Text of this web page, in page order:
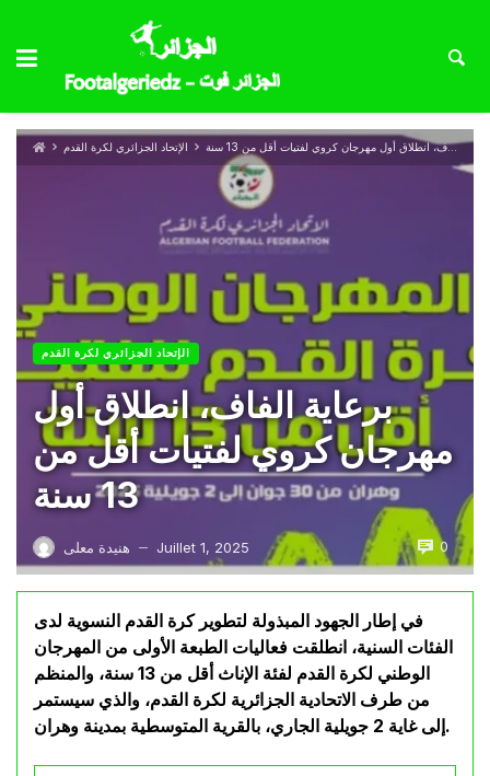
الإتحاد الجزائري لكرة القدم برعاية الفاف، انطلاق أول مهرجان كروي لفتيات أقل من 13 سنة
الإتحاد الجزائري لكرة القدم
برعاية الفاف، انطلاق أول
مهرجان كروي لفتيات أقل من
13 سنة
هنيدة معلى — Juillet 1, 2025 0
في إطار الجهود المبذولة لتطوير كرة القدم النسوية لدى
الفئات السنية، انطلقت فعاليات الطبعة الأولى من المهرجان
الوطني لكرة القدم لفئة الإناث أقل من 13 سنة، والمنظم
من طرف الاتحادية الجزائرية لكرة القدم، والذي سيستمر
إلى غاية 2 جويلية الجاري، بالقرية المتوسطية بمدينة وهران.